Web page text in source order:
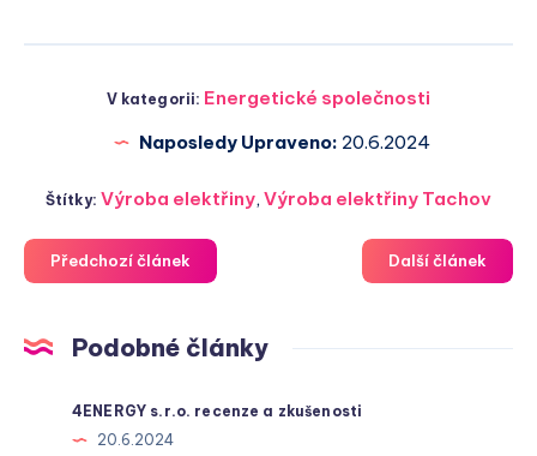
V kategorii: Energetické společnosti
Naposledy Upraveno: 20.6.2024
Štítky:Výroba elektřiny,Výroba elektřiny Tachov
Předchozí článek Další článek
Podobné články
4ENERGY s.r.o. recenze a zkušenosti
20.6.2024